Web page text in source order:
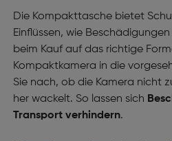
Die Kompakttasche bietet
Einflüssen, wie
beim Kauf auf das richtige
Kompaktkamera in die
Sie nach, ob die Kamera nicht
her wackelt. So lassen sich
Transport verhindern.